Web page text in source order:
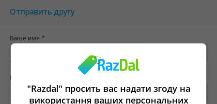
Отправить другу
Ваше имя *
Ваш e-mail
"Razdal" просить вас надати згоду на
використання ваших персональних